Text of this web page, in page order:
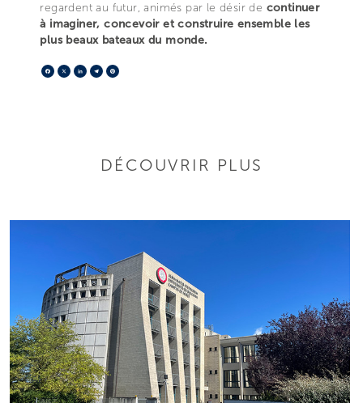
regardent au futur, animés par le désir de continuer
à imaginer, concevoir et construire ensemble les
plus beaux bateaux du monde.
Facebook
X LinkedIn
Telegram
DÉCOUVRIR PLUS